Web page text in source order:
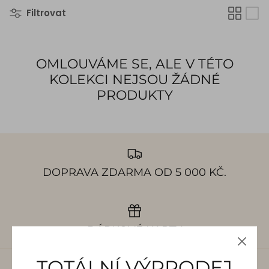
Filtrovat
OMLOUVÁME SE, ALE V TÉTO
KOLEKCI NEJSOU ŽÁDNÉ
PRODUKTY
DOPRAVA ZDARMA OD 5 000 KČ.
DÁRKOVÉ KARTY